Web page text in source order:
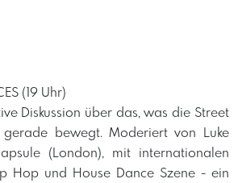
(19 Uhr)
Diskussion über das, was die Street
gerade bewegt. Moderiert von Luke
(London), mit internationalen
Hop und House Dance Szene - ein